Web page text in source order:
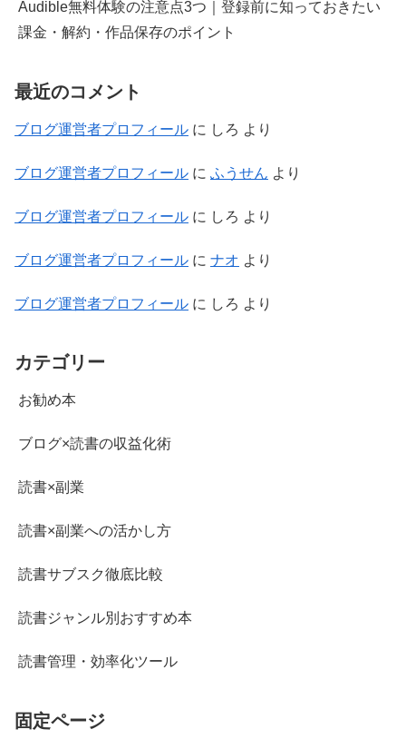
Audible無料体験の注意点3つ｜登録前に知っておきたい
課金・解約・作品保存のポイント
最近のコメント
ブログ運営者プロフィール に しろ より
ブログ運営者プロフィール に ふうせん より
ブログ運営者プロフィール に しろ より
ブログ運営者プロフィール に ナオ より
ブログ運営者プロフィール に しろ より
カテゴリー
お勧め本
ブログ×読書の収益化術
読書×副業
読書×副業への活かし方
読書サブスク徹底比較
読書ジャンル別おすすめ本
読書管理・効率化ツール
固定ページ